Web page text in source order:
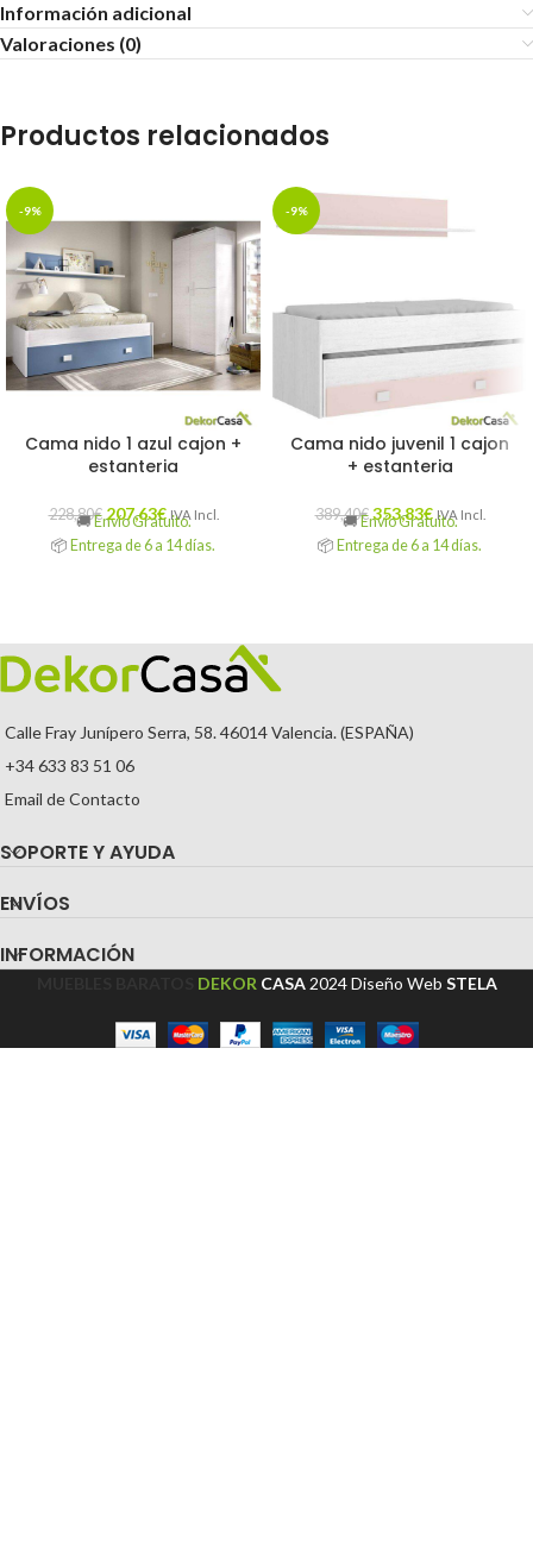
Información adicional
Valoraciones (0)
Productos relacionados
-9%
Cama nido 1 azul cajon +
estanteria
228,80€ 207,63€ IVA Incl.
🚚Envío Gratuito.
📦 Entrega de 6 a 14 días.
-9%
Cama nido juvenil 1 cajon
+ estanteria
389,40€ 353,83€ IVA Incl.
🚚Envío Gratuito.
📦 Entrega de 6 a 14 días.
Calle Fray Junípero Serra, 58. 46014 Valencia. (ESPAÑA)
+34 633 83 51 06
Email de Contacto
SOPORTE Y AYUDA
ENVÍOS
INFORMACIÓN
DEKOR CASA 2024Diseño Web STELA